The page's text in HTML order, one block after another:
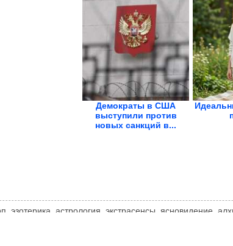
Демократы в США
выступили против
новых санкций в...
эзотерика, астрология, экстрасенсы, ясновидение,